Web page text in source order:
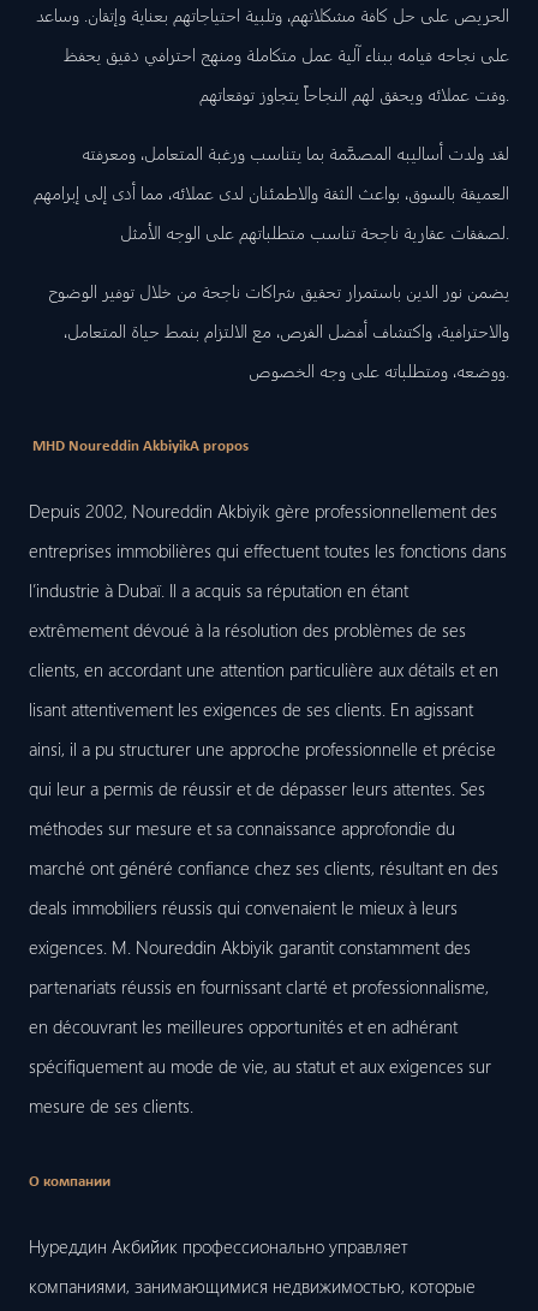
الحريص على حل كافة مشكلاتهم، وتلبية احتياجاتهم بعناية وإتقان. وساعد
على نجاحه قيامه ببناء آلية عمل متكاملة ومنهج احترافي دقيق يحفظ
لقد ولدت أساليبه المصمَّمة بما يتناسب ورغبة المتعامل، ومعرفته
العميقة بالسوق، بواعث الثقة والاطمئنان لدى عملائه، مما أدى إلى إبرامهم
يضمن نور الدين باستمرار تحقيق شراكات ناجحة من خلال توفير الوضوح
والاحترافية، واكتشاف أفضل الفرص، مع الالتزام بنمط حياة المتعامل،
MHD Noureddin AkbiyikA propos
Depuis 2002, Noureddin Akbiyik gère professionnellement des
entreprises immobilières qui effectuent toutes les fonctions dans
l’industrie à Dubaï. Il a acquis sa réputation en étant
extrêmement dévoué à la résolution des problèmes de ses
clients, en accordant une attention particulière aux détails et en
lisant attentivement les exigences de ses clients. En agissant
ainsi, il a pu structurer une approche professionnelle et précise
qui leur a permis de réussir et de dépasser leurs attentes. Ses
méthodes sur mesure et sa connaissance approfondie du
marché ont généré confiance chez ses clients, résultant en des
deals immobiliers réussis qui convenaient le mieux à leurs
exigences. M. Noureddin Akbiyik garantit constamment des
partenariats réussis en fournissant clarté et professionnalisme,
en découvrant les meilleures opportunités et en adhérant
spécifiquement au mode de vie, au statut et aux exigences sur
mesure de ses clients.
О компании
Нуреддин Акбийик профессионально управляет
компаниями, занимающимися недвижимостью, которые